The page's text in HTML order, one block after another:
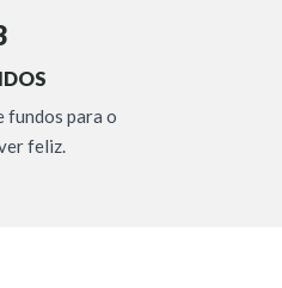
fundos para o
feliz.